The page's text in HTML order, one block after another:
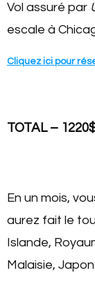
Vol assuré par
escale à
Cliquez ici pour
TOTAL –
En un mois,
aurez fait le
Islande,
Malaisie,